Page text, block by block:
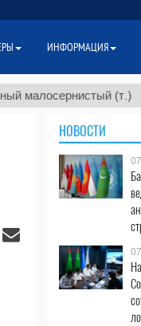
(т.) $300
НОВОСТИ
ИНФОРМАЦИЯ